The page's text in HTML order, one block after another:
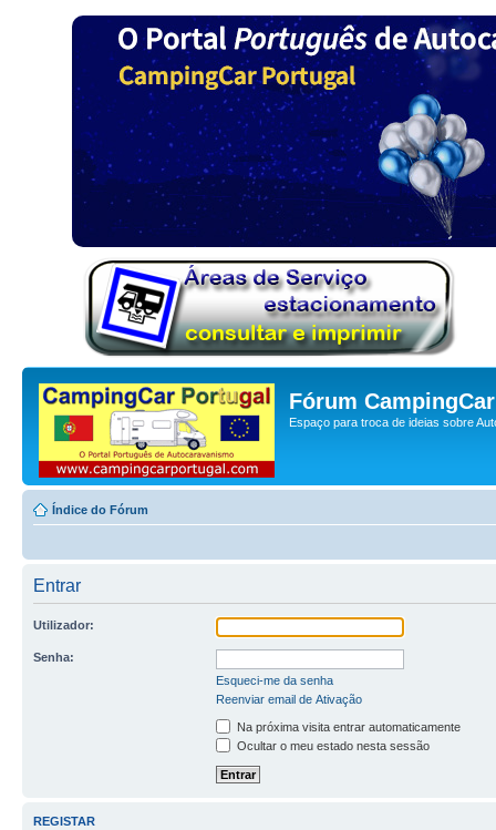
Fórum
Espaço para troca de ideias sobre
Índice do Fórum
Entrar
Utilizador:
Senha:
Esqueci-me da senha
Reenviar email de Ativação
Na próxima visita entrar automaticamente
Ocultar o meu estado nesta sessão
REGISTAR